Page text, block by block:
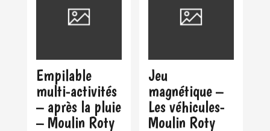
Empilable
multi-activités
– après la pluie
– Moulin Roty
Jeu
magnétique –
Les véhicules-
Moulin Roty